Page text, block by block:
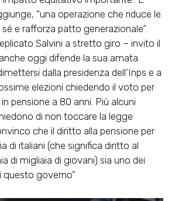
“una operazione che riduce le
e rafforza patto generazionale”.
Salvini a stretto giro – invito il
oggi difende la sua amata
dalla presidenza dell’Inps e a
elezioni chiedendo il voto per
pensione a 80 anni. Più alcuni
di non toccare la legge
che il diritto alla pensione per
di italiani (che significa diritto al
di migliaia di giovani) sia uno dei
questo governo”